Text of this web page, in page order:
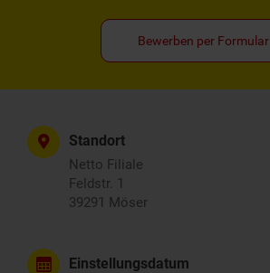
Bewerben per Formular
Standort
Netto Filiale
Feldstr. 1
39291 Möser
Einstellungsdatum